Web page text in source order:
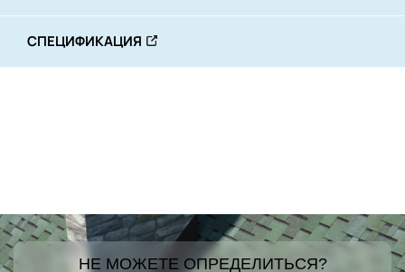
СПЕЦИФИКАЦИЯ
НЕ МОЖЕТЕ ОПРЕДЕЛИТЬСЯ?